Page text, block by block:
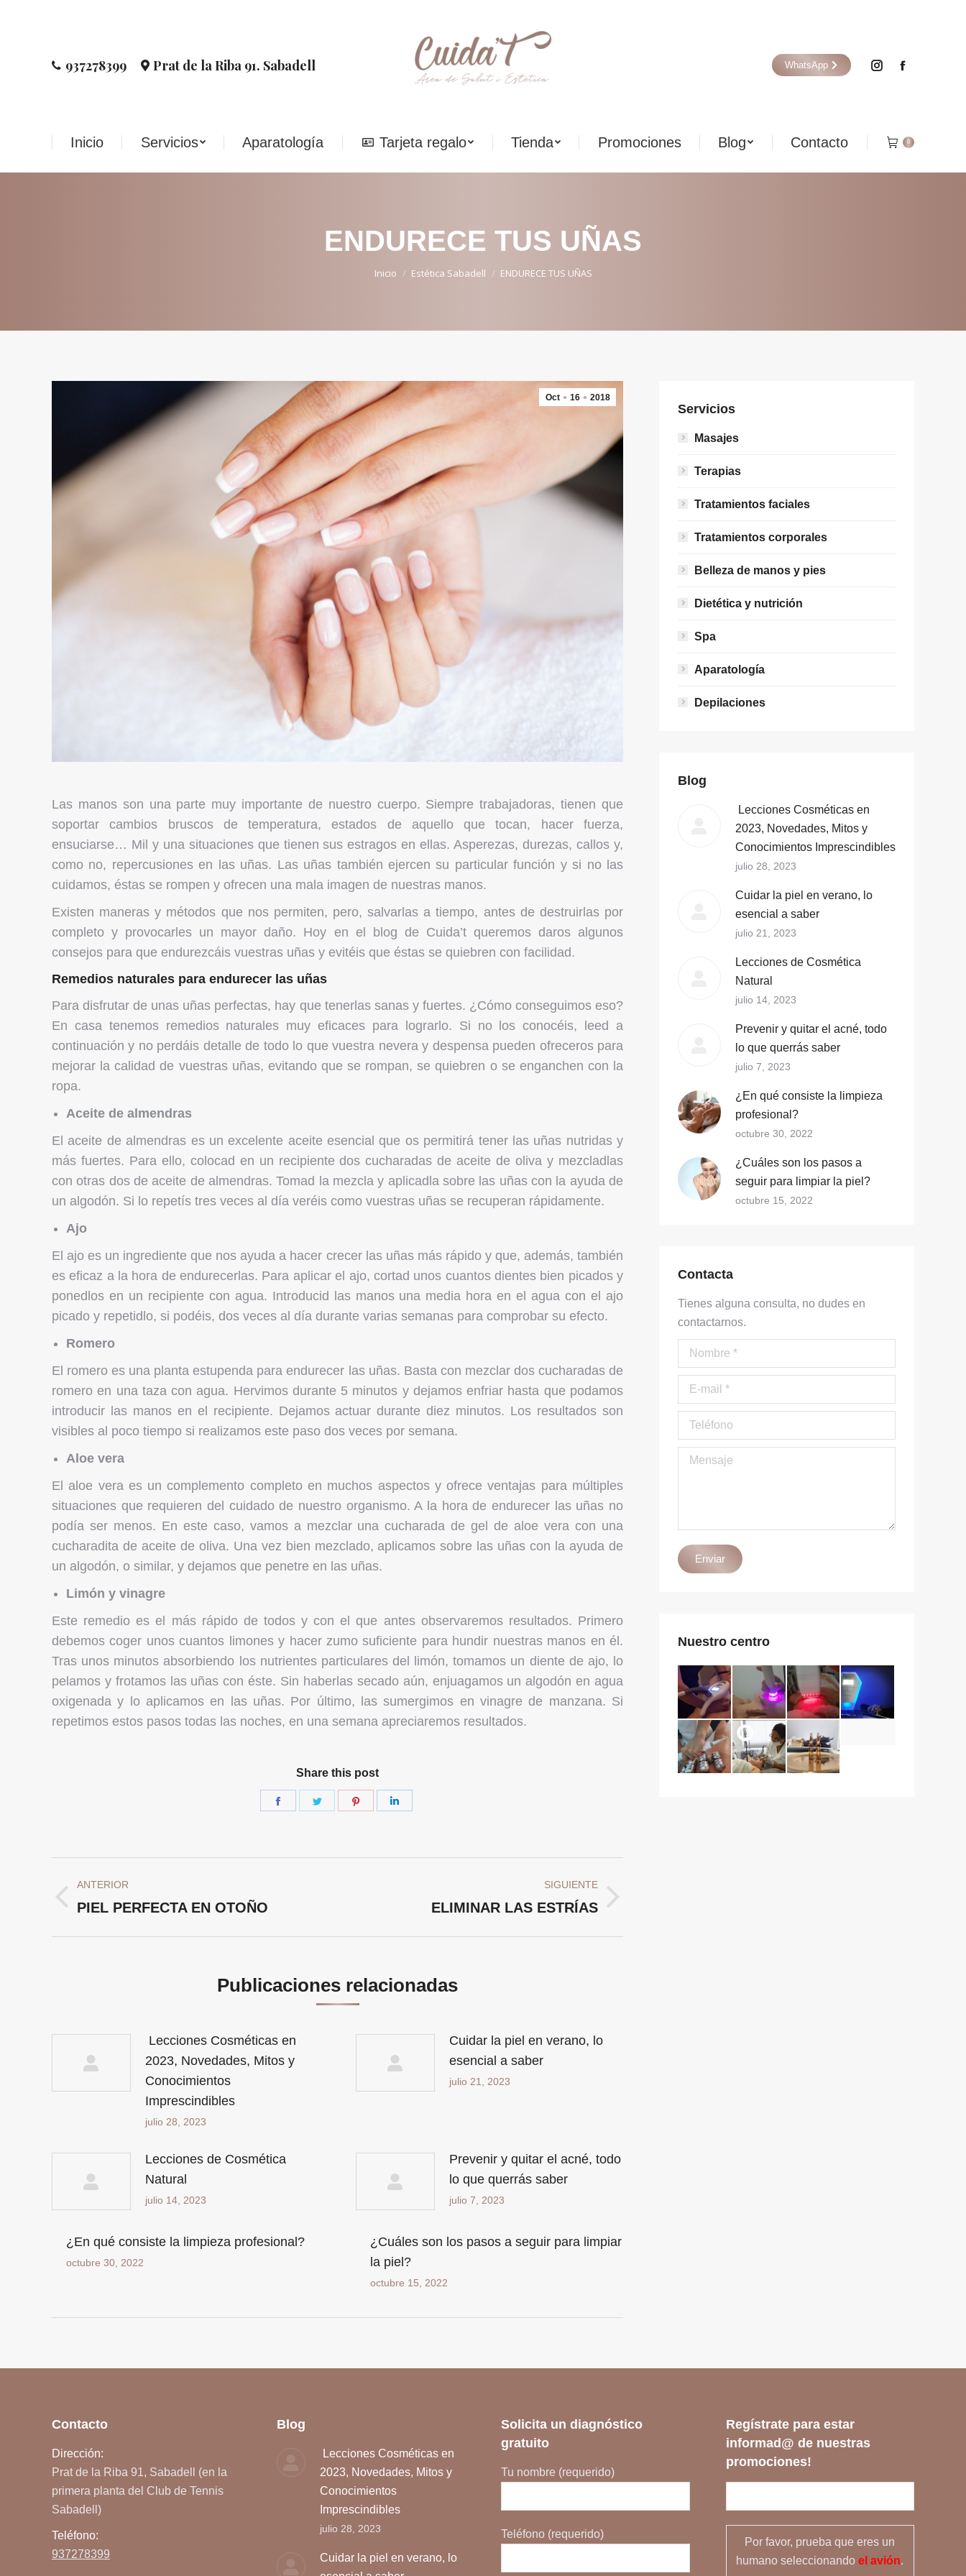
937278399 Prat de la Riba 91. Sabadell WhatsApp
Inicio Servicios Aparatología Tarjeta regalo Tienda Promociones Blog Contacto 0
ENDURECE TUS UÑAS
Estás aquí:
Inicio Estética Sabadell ENDURECE TUS UÑAS
Oct 16 2018
Las manos son una parte muy importante de nuestro cuerpo. Siempre trabajadoras, tienen que
soportar cambios bruscos de temperatura, estados de aquello que tocan, hacer fuerza,
ensuciarse… Mil y una situaciones que tienen sus estragos en ellas. Asperezas, durezas, callos y,
como no, repercusiones en las uñas. Las uñas también ejercen su particular función y si no las
cuidamos, éstas se rompen y ofrecen una mala imagen de nuestras manos.
Existen maneras y métodos que nos permiten, pero, salvarlas a tiempo, antes de destruirlas por
completo y provocarles un mayor daño. Hoy en el blog de Cuida’t queremos daros algunos
consejos para que endurezcáis vuestras uñas y evitéis que éstas se quiebren con facilidad.
Remedios naturales para endurecer las uñas
Para disfrutar de unas uñas perfectas, hay que tenerlas sanas y fuertes. ¿Cómo conseguimos eso?
En casa tenemos remedios naturales muy eficaces para lograrlo. Si no los conocéis, leed a
continuación y no perdáis detalle de todo lo que vuestra nevera y despensa pueden ofreceros para
mejorar la calidad de vuestras uñas, evitando que se rompan, se quiebren o se enganchen con la
ropa.
Aceite de almendras
El aceite de almendras es un excelente aceite esencial que os permitirá tener las uñas nutridas y
más fuertes. Para ello, colocad en un recipiente dos cucharadas de aceite de oliva y mezcladlas
con otras dos de aceite de almendras. Tomad la mezcla y aplicadla sobre las uñas con la ayuda de
un algodón. Si lo repetís tres veces al día veréis como vuestras uñas se recuperan rápidamente.
Ajo
El ajo es un ingrediente que nos ayuda a hacer crecer las uñas más rápido y que, además, también
es eficaz a la hora de endurecerlas. Para aplicar el ajo, cortad unos cuantos dientes bien picados y
ponedlos en un recipiente con agua. Introducid las manos una media hora en el agua con el ajo
picado y repetidlo, si podéis, dos veces al día durante varias semanas para comprobar su efecto.
Romero
El romero es una planta estupenda para endurecer las uñas. Basta con mezclar dos cucharadas de
romero en una taza con agua. Hervimos durante 5 minutos y dejamos enfriar hasta que podamos
introducir las manos en el recipiente. Dejamos actuar durante diez minutos. Los resultados son
visibles al poco tiempo si realizamos este paso dos veces por semana.
Aloe vera
El aloe vera es un complemento completo en muchos aspectos y ofrece ventajas para múltiples
situaciones que requieren del cuidado de nuestro organismo. A la hora de endurecer las uñas no
podía ser menos. En este caso, vamos a mezclar una cucharada de gel de aloe vera con una
cucharadita de aceite de oliva. Una vez bien mezclado, aplicamos sobre las uñas con la ayuda de
un algodón, o similar, y dejamos que penetre en las uñas.
Limón y vinagre
Este remedio es el más rápido de todos y con el que antes observaremos resultados. Primero
debemos coger unos cuantos limones y hacer zumo suficiente para hundir nuestras manos en él.
Tras unos minutos absorbiendo los nutrientes particulares del limón, tomamos un diente de ajo, lo
pelamos y frotamos las uñas con éste. Sin haberlas secado aún, enjuagamos un algodón en agua
oxigenada y lo aplicamos en las uñas. Por último, las sumergimos en vinagre de manzana. Si
repetimos estos pasos todas las noches, en una semana apreciaremos resultados.
Share this post
Share
Share
Share
entre
ANTERIOR
Publicación
PIEL PERFECTA EN OTOÑO
SIGUIENTE
ELIMINAR LAS ESTRÍAS
Publicaciones relacionadas
Lecciones Cosméticas en
2023, Novedades, Mitos y
Conocimientos
Imprescindibles
julio 28, 2023
Cuidar la piel en verano, lo
esencial a saber
julio 21, 2023
Lecciones de Cosmética
Natural
julio 14, 2023
Prevenir y quitar el acné, todo
lo que querrás saber
julio 7, 2023
¿En qué consiste la limpieza profesional?
octubre 30, 2022
¿Cuáles son los pasos a seguir para limpiar
la piel?
octubre 15, 2022
Servicios
Masajes
Terapias
Tratamientos faciales
Tratamientos corporales
Belleza de manos y pies
Dietética y nutrición
Spa
Aparatología
Depilaciones
Blog
Lecciones Cosméticas en
2023, Novedades, Mitos y
Conocimientos Imprescindibles
julio 28, 2023
Cuidar la piel en verano, lo
esencial a saber
julio 21, 2023
Lecciones de Cosmética
Natural
julio 14, 2023
Prevenir y quitar el acné, todo
lo que querrás saber
julio 7, 2023
¿En qué consiste la limpieza
profesional?
octubre 30, 2022
¿Cuáles son los pasos a
seguir para limpiar la piel?
octubre 15, 2022
Contacta
Tienes alguna consulta, no dudes en
contactarnos.
Nombre *
E-mail *
Teléfono
Mensaje
Enviar
Nuestro centro
Contacto
Dirección:
Prat de la Riba 91, Sabadell (en la
primera planta del Club de Tennis
Sabadell)
Teléfono:
937278399
Blog
Lecciones Cosméticas en
2023, Novedades, Mitos y
Conocimientos
Imprescindibles
julio 28, 2023
Cuidar la piel en verano, lo
Solicita un diagnóstico
gratuito
Tu nombre (requerido)
Teléfono (requerido)
Regístrate para estar
informad@ de nuestras
promociones!
Por favor, prueba que eres un
humano seleccionandoel avión.